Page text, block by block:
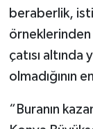
beraberlik,
çatısı altında
olmadığının
“Buranın